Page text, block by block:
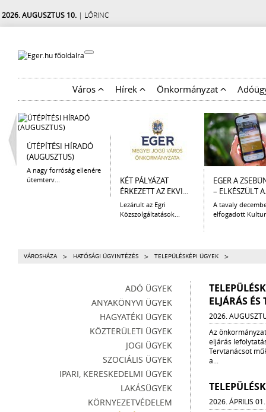
2026. AUGUSZTUS 10. | LŐRINC
Város Hírek Önkormányzat
ÚTÉPÍTÉSI HÍRADÓ
(AUGUSZTUS)
A nagy forróság ellenére
ütemterv...
KÉT PÁLYÁZAT
ÉRKEZETT AZ EKVI...
Lezárult az Egri
Közszolgáltatások...
EGER A
– ELKÉSZÜLT
A tavaly
elfogadott
VÁROSHÁZA > HATÓSÁGI ÜGYINTÉZÉS > TELEPÜLÉSKÉPI ÜGYEK >
ADÓ ÜGYEK
ANYAKÖNYVI ÜGYEK
HAGYATÉKI ÜGYEK
KÖZTERÜLETI ÜGYEK
JOGI ÜGYEK
SZOCIÁLIS ÜGYEK
IPARI, KERESKEDELMI ÜGYEK
LAKÁSÜGYEK
KÖRNYEZETVÉDELEM
ELJÁRÁS ÉS
2026.
Az
eljárás
Tervtanácsot
a...
2026. ÁPRILIS 01.